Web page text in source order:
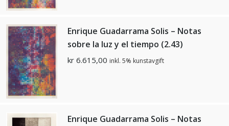
Enrique Guadarrama Solis – Notas
sobre la luz y el tiempo (2.43)
kr 6.615,00 inkl. 5% kunstavgift
Enrique Guadarrama Solis – Notas